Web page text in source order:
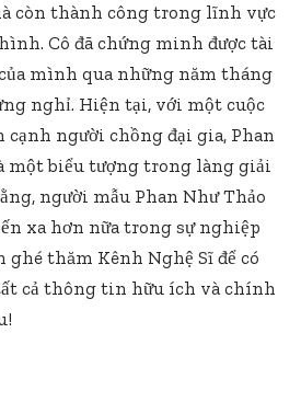
còn thành công trong lĩnh vực
Cô đã chứng minh được tài
mình qua những năm tháng
nghỉ. Hiện tại, với một cuộc
cạnh người chồng đại gia, Phan
một biểu tượng trong làng giải
người mẫu Phan Như Thảo
xa hơn nữa trong sự nghiệp
ghé thăm Kênh Nghệ Sĩ để có
cả thông tin hữu ích và chính